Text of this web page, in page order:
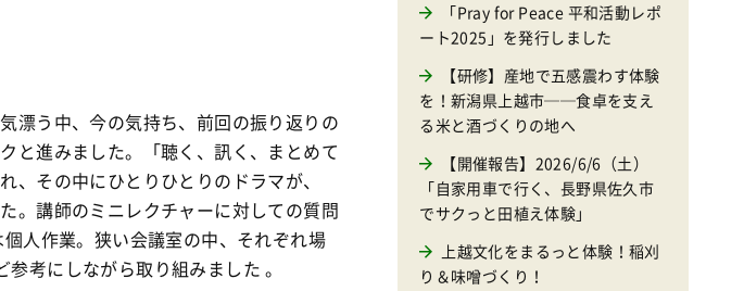
漂う中、今の気持ち、前回の振り返りの
と進みました。「聴く、訊く、まとめて
、その中にひとりひとりのドラマが、
。講師のミニレクチャーに対しての質問
人作業。狭い会議室の中、それぞれ場
考にしながら取り組みました 。
「Pray for Peace 平和活動レポ
ート2025」を発行しました
【研修】産地で五感震わす体験
を！新潟県上越市──食卓を支え
る米と酒づくりの地へ
【開催報告】2026/6/6（土）
「自家用車で行く、長野県佐久市
でサクっと田植え体験」
上越文化をまるっと体験！稲刈
り＆味噌づくり！